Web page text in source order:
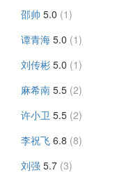
邵帅 5.0 (1)
谭青海 5.0 (1)
刘传彬 5.0 (1)
麻希南 5.5 (2)
许小卫 5.5 (2)
李祝飞 6.8 (8)
刘强 5.7 (3)